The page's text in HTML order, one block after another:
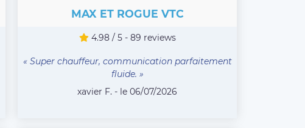
MAX ET ROGUE VTC
4.98 / 5 - 89 reviews
« Super chauffeur, communication parfaitement
fluide. »
xavier F. - le 06/07/2026